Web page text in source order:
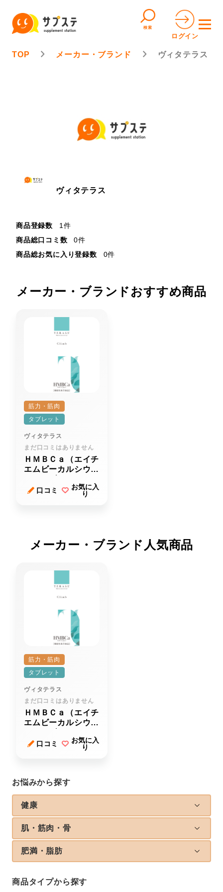
検索
ログイン
TOP メーカー・ブランド ヴィタテラス
お悩みから探す
健康
肌・筋肉・骨
肥満・脂肪
商品タイプから探す
ヴィタテラス
商品登録数
1件
商品総口コミ数
0件
商品総お気に入り登録数
0件
メーカー・ブランドおすすめ商品
筋力・筋肉
タブレット
ヴィタテラス
まだ口コミはありません
ＨＭＢＣａ（エイチ
エムビーカルシウ
口コミ
お気に入
り
メーカー・ブランド人気商品
筋力・筋肉
タブレット
ヴィタテラス
まだ口コミはありません
ＨＭＢＣａ（エイチ
エムビーカルシウ
口コミ
お気に入
り